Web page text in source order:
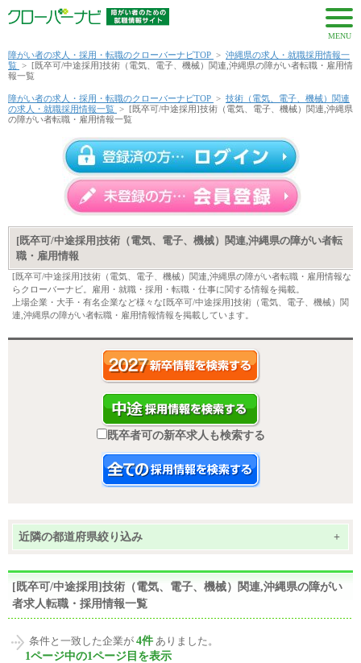
MENU
障がい者の求人・採用・転職のクローバーナビTOP > 沖縄県の求人・就職採用情報一
覧 > [既卒可/中途採用]技術（電気、電子、機械）関連,沖縄県の障がい者転職・雇用情
報一覧
障がい者の求人・採用・転職のクローバーナビTOP > 技術（電気、電子、機械）関連
の求人・就職採用情報一覧 > [既卒可/中途採用]技術（電気、電子、機械）関連,沖縄県
の障がい者転職・雇用情報一覧
[既卒可/中途採用]技術（電気、電子、機械）関連,沖縄県の障がい者転
職・雇用情報
[既卒可/中途採用]技術（電気、電子、機械）関連,沖縄県の障がい者転職・雇用情報な
らクローバーナビ。雇用・就職・採用・転職・仕事に関する情報を掲載。
上場企業・大手・有名企業など様々な[既卒可/中途採用]技術（電気、電子、機械）関
連,沖縄県の障がい者転職・雇用情報情報を掲載しています。
既卒者可の新卒求人も検索する
近隣の都道府県絞り込み +
[既卒可/中途採用]技術（電気、電子、機械）関連,沖縄県の障がい
者求人転職・採用情報一覧
条件と一致した企業が 4件 ありました。
1ページ中の1ページ目を表示